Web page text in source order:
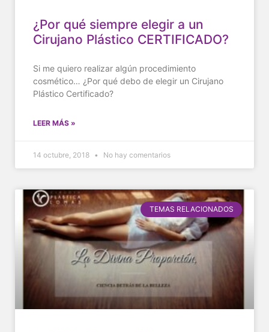
¿Por qué siempre elegir a un
Cirujano Plástico CERTIFICADO?
Si me quiero realizar algún procedimiento
cosmético… ¿Por qué debo de elegir un Cirujano
Plástico Certificado?
LEER MÁS »
14 octubre, 2018 No hay comentarios
TEMAS RELACIONADOS